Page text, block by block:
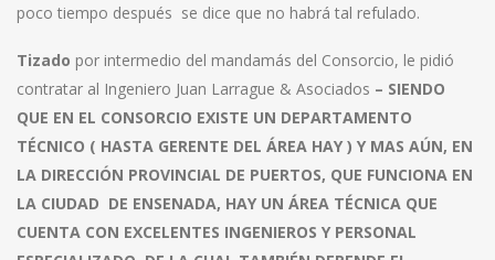
poco tiempo después se dice que no habrá tal refulado.
Tizado por intermedio del mandamás del Consorcio, le pidió
contratar al Ingeniero Juan Larrague & Asociados – SIENDO
QUE EN EL CONSORCIO EXISTE UN DEPARTAMENTO
TÉCNICO ( HASTA GERENTE DEL ÁREA HAY ) Y MAS AÚN, EN
LA DIRECCIÓN PROVINCIAL DE PUERTOS, QUE FUNCIONA EN
LA CIUDAD DE ENSENADA, HAY UN ÁREA TÉCNICA QUE
CUENTA CON EXCELENTES INGENIEROS Y PERSONAL